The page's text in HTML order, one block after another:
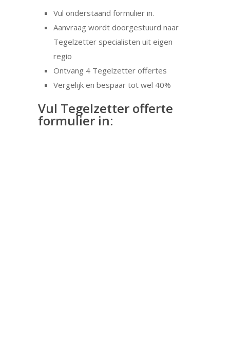
Vul onderstaand formulier in.
Aanvraag wordt doorgestuurd naar
Tegelzetter specialisten uit eigen
regio
Ontvang 4 Tegelzetter offertes
Vergelijk en bespaar tot wel 40%
Vul Tegelzetter offerte
formulier in: